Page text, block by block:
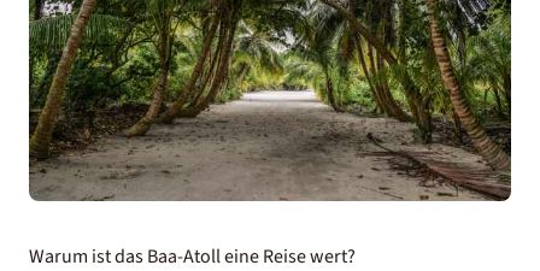
Warum ist das Baa-Atoll eine Reise wert?